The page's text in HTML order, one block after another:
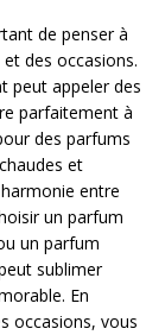
de penser à
des occasions.
peut appeler des
parfaitement à
des parfums
et
entre
un parfum
un parfum
sublimer
En
occasions, vous